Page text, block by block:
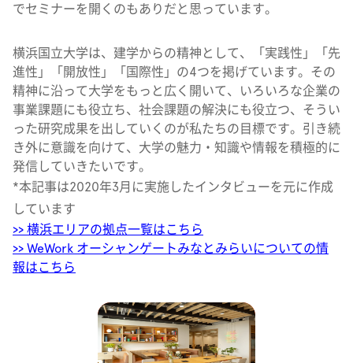
でセミナーを開くのもありだと思っています。
横浜国立大学は、建学からの精神として、「実践性」「先
進性」「開放性」「国際性」の4つを掲げています。その
精神に沿って大学をもっと広く開いて、いろいろな企業の
事業課題にも役立ち、社会課題の解決にも役立つ、そうい
った研究成果を出していくのが私たちの目標です。引き続
き外に意識を向けて、大学の魅力・知識や情報を積極的に
発信していきたいです。
*本記事は2020年3月に実施したインタビューを元に作成
しています
>> 横浜エリアの拠点一覧はこちら
>> WeWork オーシャンゲートみなとみらいについての情
報はこちら